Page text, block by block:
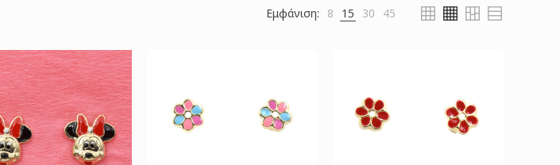
Εμφάνιση: 8 15 30 45